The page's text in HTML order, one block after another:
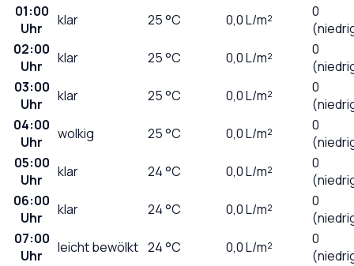
01:00
Uhr
klar 25°C 0,0L/m²
0
02:00
Uhr
klar 25°C 0,0L/m²
0
03:00
Uhr
klar 25°C 0,0L/m²
0
04:00
Uhr
wolkig 25°C 0,0L/m²
0
05:00
Uhr
klar 24°C 0,0L/m²
0
06:00
Uhr
klar 24°C 0,0L/m²
0
07:00
Uhr
leicht bewölkt 24°C 0,0L/m²
0